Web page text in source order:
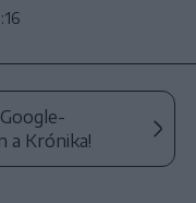
a Krónika!